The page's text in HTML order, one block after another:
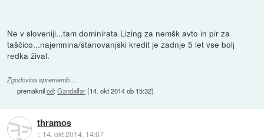
Ne v sloveniji...tam dominirata Lizing za nemšk avto in pir za
taščico...najemnina/stanovanjski kredit je zadnje 5 let vse bolj
redka žival.
Zgodovina sprememb…
premaknilod:Gandalfar(14. okt 2014 ob 15:32)
thramos
:: 14. okt 2014, 14:07